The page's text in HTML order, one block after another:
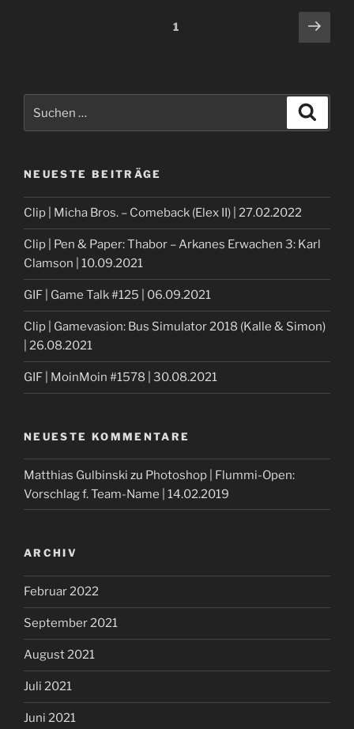
Seite1
NEUESTE BEITRÄGE
Clip | Micha Bros. – Comeback (Elex II) | 27.02.2022
Clip | Pen & Paper: Thabor – Arkanes Erwachen 3: Karl
Clamson | 10.09.2021
GIF | Game Talk #125 | 06.09.2021
Clip | Gamevasion: Bus Simulator 2018 (Kalle & Simon)
| 26.08.2021
GIF | MoinMoin #1578 | 30.08.2021
NEUESTE KOMMENTARE
Matthias Gulbinski zu Photoshop | Flummi-Open:
Vorschlag f. Team-Name | 14.02.2019
ARCHIV
Februar 2022
September 2021
August 2021
Juli 2021
Juni 2021